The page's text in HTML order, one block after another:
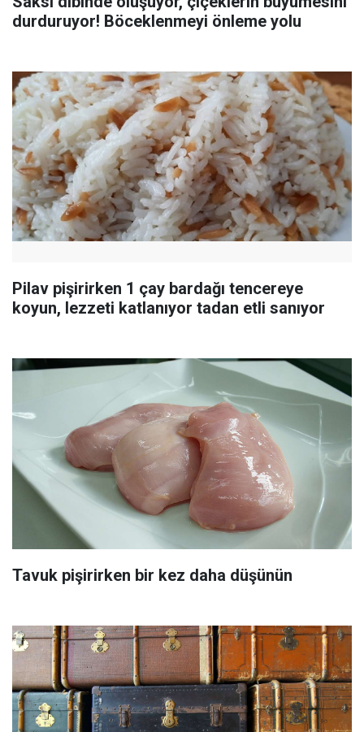
durduruyor! Böceklenmeyi önleme yolu
Pilav pişirirken 1 çay bardağı tencereye
koyun, lezzeti katlanıyor tadan etli sanıyor
Tavuk pişirirken bir kez daha düşünün